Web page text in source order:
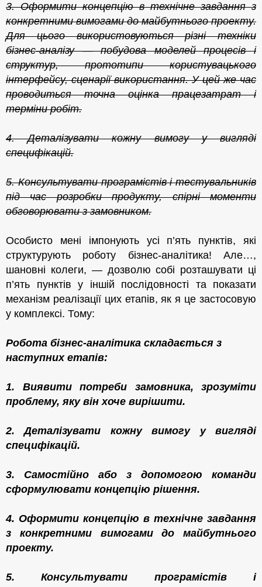
3. Оформити концепцію в технічне завдання з
конкретними вимогами до майбутнього проекту.
Для цього використовуються різні техніки
бізнес-аналізу — побудова моделей процесів і
структур, прототипи користувацького
інтерфейсу, сценарії використання. У цей же час
проводиться точна оцінкапрацезатрат і
терміни робіт.
4. Деталізувати кожну вимогу у вигляді
специфікацій.
5. Консультувати програмістів і тестувальників
під час розробки продукту, спірні моменти
обговорювати з замовником.
Особисто мені імпонують усі п’ять пунктів, які
структурують роботу бізнес-аналітика! Але…,
шановні колеги, — дозволю собі розташувати ці
п’ять пунктів у іншій послідовності та показати
механізм реалізації цих етапів, як я це застосовую
у комплексі. Тому:
Робота бізнес-аналітика складається з
наступних етапів:
1. Виявити потреби замовника, зрозуміти
проблему, яку він хоче вирішити.
2. Деталізувати кожну вимогу у вигляді
специфікацій.
3.
Самостійно або з допомогою команди
сформулювати концепцію рішення.
4. Оформити концепцію в технічне завдання
з конкретними вимогами до майбутнього
проекту.
5. Консультувати програмістів і